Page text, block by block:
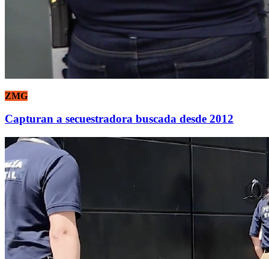
ZMG
Capturan a secuestradora buscada desde 2012